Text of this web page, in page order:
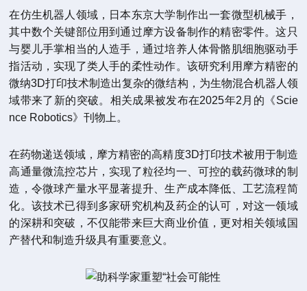
在仿生机器人领域，日本东京大学制作出一套微型机械手，
其中数个关键部位用到通过摩方设备制作的精密零件。这只
与婴儿手掌相当的人造手，通过培养人体骨骼肌细胞驱动手
指活动，实现了类人手的柔性动作。该研究利用摩方精密的
微纳3D打印技术制造出复杂的微结构，为生物混合机器人领
域带来了新的突破。相关成果被发布在2025年2月的《Scie
nce Robotics》刊物上。
在药物递送领域，摩方精密的高精度3D打印技术被用于制造
高通量微流控芯片，实现了粒径均一、可控的载药微球的制
造，令微球产量水平显著提升、生产成本降低、工艺流程简
化。该技术已得到多家研究机构及药企的认可，对这一领域
的深耕和突破，不仅能带来巨大商业价值，更对相关领域国
产替代和制造升级具有重要意义。